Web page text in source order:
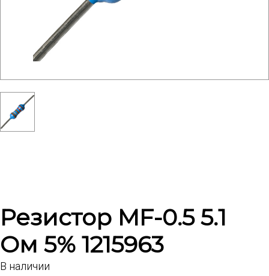
Резистор MF-0.5 5.1
Ом 5% 1215963
В наличии